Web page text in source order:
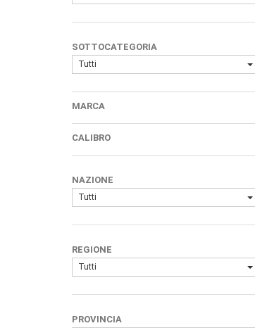
SOTTOCATEGORIA
Tutti
MARCA
CALIBRO
NAZIONE
Tutti
REGIONE
Tutti
PROVINCIA